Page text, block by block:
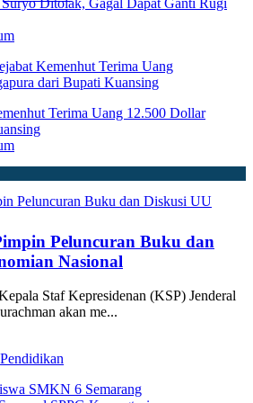
Ditolak, Gagal Dapat Ganti Rugi
Terima Uang 12.500 Dollar
Peluncuran Buku dan
Nasional
Staf Kepresidenan (KSP) Jenderal
akan me...
Pendidikan